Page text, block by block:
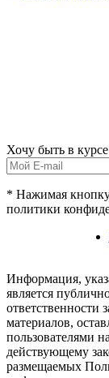
Хочу быть в курсе
* Нажимая
политики
Информация,
является
ответственности
материалов,
пользователями
действующему
размещаемых